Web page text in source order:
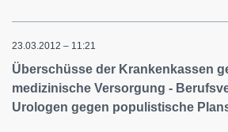
23.03.2012 – 11:21
Überschüsse der Krankenkassen
medizinische Versorgung -
Urologen gegen populistische